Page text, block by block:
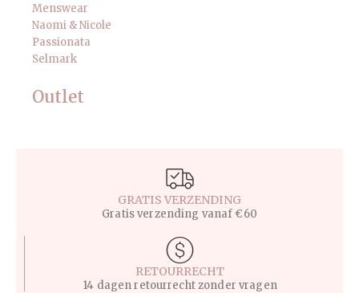
Menswear
Naomi & Nicole
Passionata
Selmark
Outlet
GRATIS VERZENDING
Gratis verzending vanaf €60
RETOURRECHT
14 dagen retourrecht zonder vragen